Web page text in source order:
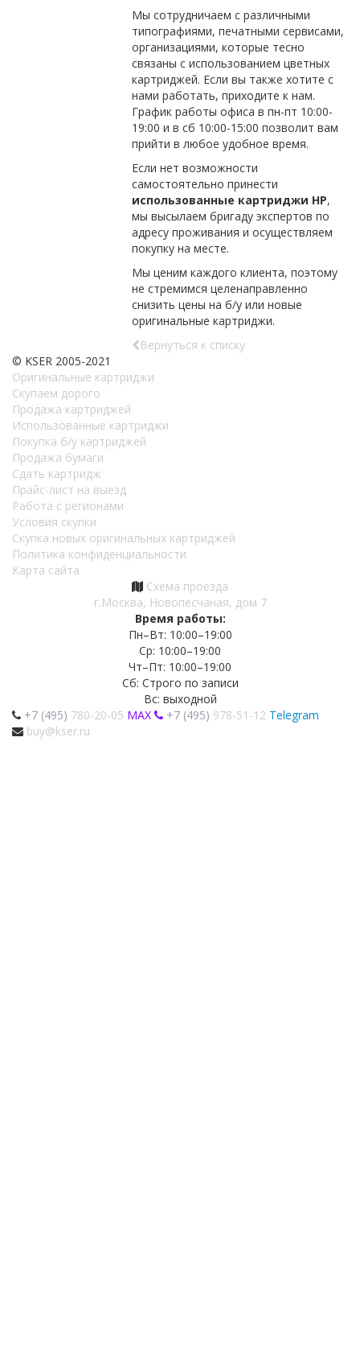
Мы сотрудничаем с различными
типографиями, печатными сервисами,
организациями, которые тесно
связаны с использованием цветных
картриджей. Если вы также хотите с
нами работать, приходите к нам.
График работы офиса в пн-пт 10:00-
19:00 и в сб 10:00-15:00 позволит вам
прийти в любое удобное время.
Если нет возможности
самостоятельно принести
использованные картриджи НР,
мы высылаем бригаду экспертов по
адресу проживания и осуществляем
покупку на месте.
Мы ценим каждого клиента, поэтому
не стремимся целенаправленно
снизить цены на б/у или новые
оригинальные картриджи.
Вернуться к списку
© KSER 2005-2021
Оригинальные картриджи
Скупаем дорого
Продажа картриджей
Использованные картриджи
Покупка б/у картриджей
Продажа бумаги
Сдать картридж
Прайс-лист на выезд
Работа с регионами
Условия скупки
Скупка новых оригинальных картриджей
Политика конфиденциальности
Карта сайта
Схема проезда
г.Москва, Новопесчаная, дом 7
Время работы:
Пн–Вт: 10:00–19:00
Ср: 10:00–19:00
Чт–Пт: 10:00–19:00
Сб: Строго по записи
Вс: выходной
+7 (495) 780-20-05 MAX +7 (495) 978-51-12 Telegram
buy@kser.ru